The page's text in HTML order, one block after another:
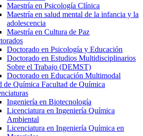
Maestría en Psicología Clínica
Maestría en salud mental de la infancia y la
adolescencia
Maestría en Cultura de Paz
Doctorado en Psicología y Educación
Doctorado en Estudios Multidisciplinarios
Sobre el Trabajo (DEMST)
Doctorado en Educación Multimodal
Facultad de Química
Ingeniería en Biotecnología
Licenciatura en Ingeniería Química
Ambiental
Licenciatura en Ingeniería Química en